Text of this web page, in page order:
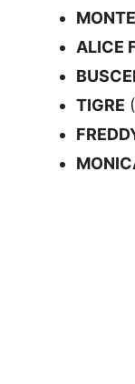
ALICE
TIGRE